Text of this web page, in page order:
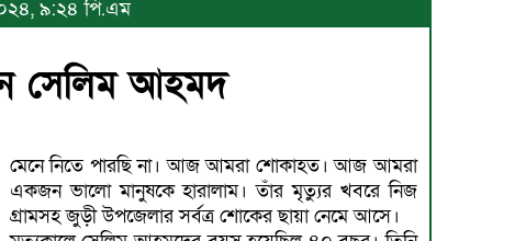
৯:২৪ পি.এম
সেলিম আহমদ
মেনে নিতে পারছি না। আজ আমরা শোকাহত। আজ আমরা
একজন ভালো মানুষকে হারালাম। তাঁর মৃত্যুর খবরে নিজ
গ্রামসহ জুড়ী উপজেলার সর্বত্র শোকের ছায়া নেমে আসে।